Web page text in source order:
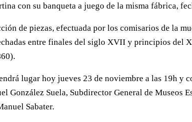
con su banqueta a juego de la misma fábrica,
de piezas, efectuada por los comisarios de la
entre finales del siglo XVII y principios del
lugar hoy jueves 23 de noviembre a las 19h
González Suela, Subdirector General de Museos
Sabater.